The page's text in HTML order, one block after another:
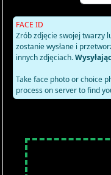
FACE ID
Zrób zdjęcie swojej twarzy
zostanie wysłane i
innych zdjęciach.
Take face photo or choice
process on server to find